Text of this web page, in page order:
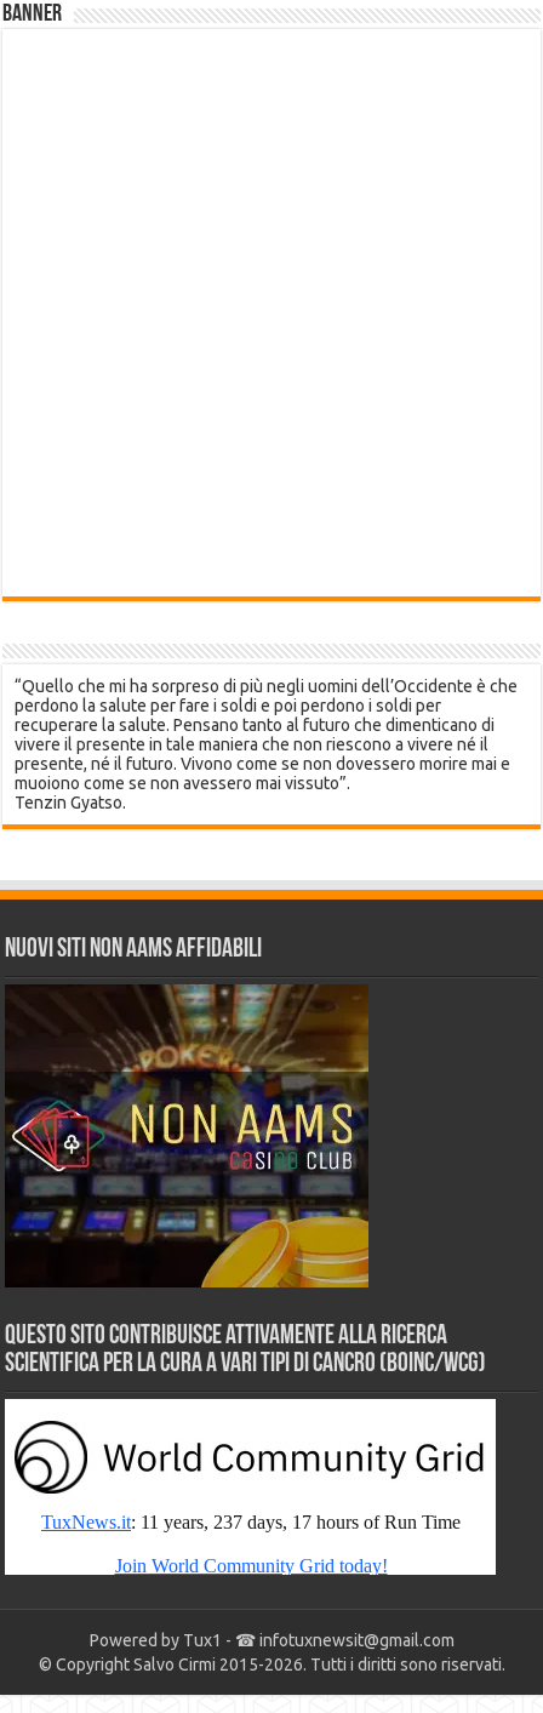
Banner
“Quello che mi ha sorpreso di più negli uomini dell’Occidente è che
perdono la salute per fare i soldi e poi perdono i soldi per
recuperare la salute. Pensano tanto al futuro che dimenticano di
vivere il presente in tale maniera che non riescono a vivere né il
presente, né il futuro. Vivono come se non dovessero morire mai e
muoiono come se non avessero mai vissuto”.
Tenzin Gyatso.
Nuovi siti non AAMS affidabili
Questo sito contribuisce attivamente alla ricerca
scientifica per la cura a vari tipi di Cancro (BOINC/WCG)
Powered by Tux1 - ☎infotuxnewsit@gmail.com
© Copyright Salvo Cirmi 2015-2026. Tutti i diritti sono riservati.